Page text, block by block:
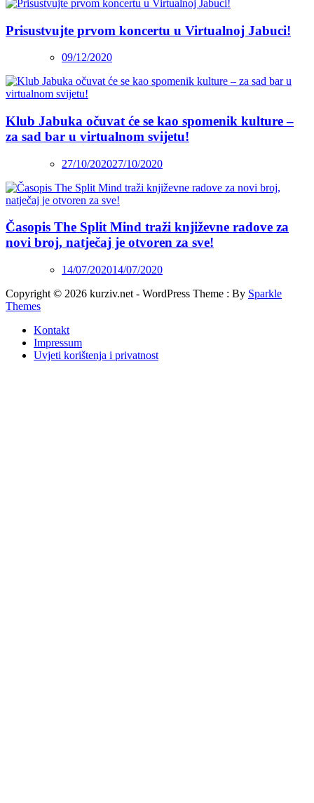
Prisustvujte prvom koncertu u Virtualnoj Jabuci!
09/12/2020
Klub Jabuka očuvat će se kao spomenik kulture –
za sad bar u virtualnom svijetu!
27/10/202027/10/2020
Časopis The Split Mind traži književne radove za
novi broj, natječaj je otvoren za sve!
14/07/202014/07/2020
Copyright © 2026 kurziv.net - WordPress Theme : By Sparkle
Themes
Kontakt
Impressum
Uvjeti korištenja i privatnost